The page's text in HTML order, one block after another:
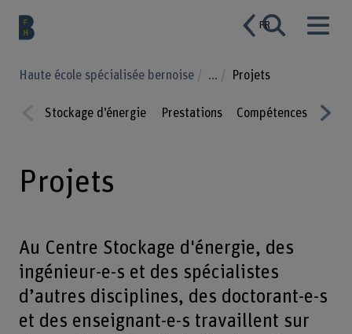
FR
Haute école spécialisée bernoise ... Projets
ious
Stockage d’énergie Prestations Compétences
Projets
Au Centre Stockage d'énergie, des
ingénieur-e-s et des spécialistes
d’autres disciplines, des doctorant-e-s
et des enseignant-e-s travaillent sur